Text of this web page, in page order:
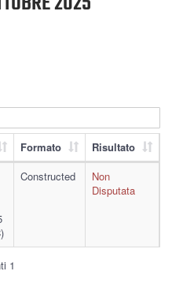
Formato
Risultato
Constructed
Non
Disputata
1